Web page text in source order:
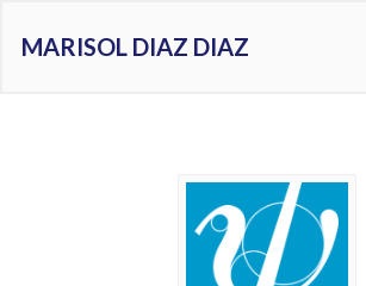
MARISOL DIAZ DIAZ